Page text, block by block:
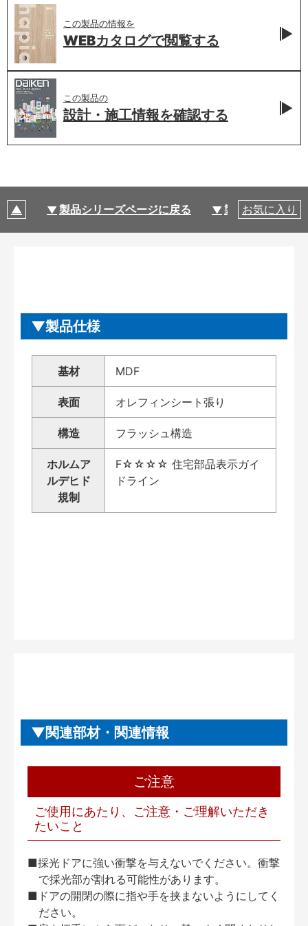
この製品の情報を
WEBカタログで閲覧する
この製品の
設計・施工情報を確認する
製品シリーズページに戻る 製品仕様
お気に入り
製品仕様
基材 MDF
表面 オレフィンシート張り
構造 フラッシュ構造
ホルムア
ルデヒド
規制
F☆☆☆☆ 住宅部品表示ガイ
ドライン
関連部材・関連情報
ご注意
ご使用にあたり、ご注意・ご理解いただき
たいこと
■採光ドアに強い衝撃を与えないでください。衝撃
で採光部が割れる可能性があります。
■ドアの開閉の際に指や手を挟まないようにしてく
ださい。